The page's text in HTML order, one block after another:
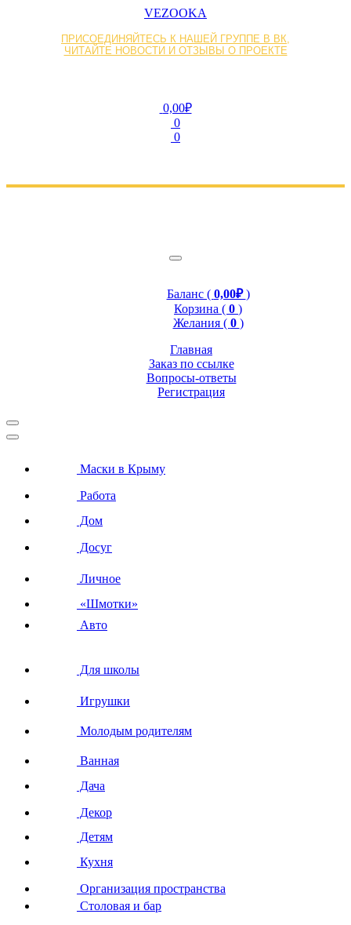
VEZOOKA
ПРИСОЕДИНЯЙТЕСЬ К НАШЕЙ ГРУППЕ В ВК,
ЧИТАЙТЕ НОВОСТИ И ОТЗЫВЫ О ПРОЕКТЕ
0,00₽
0
0
Баланс ( 0,00₽)
Корзина ( 0 )
Желания ( 0 )
Главная
Заказ по ссылке
Вопросы-ответы
Регистрация
Маски в Крыму
Работа
Дом
Досуг
Личное
«Шмотки»
Авто
Для школы
Игрушки
Молодым родителям
Ванная
Дача
Декор
Детям
Кухня
Организация пространства
Столовая и бар